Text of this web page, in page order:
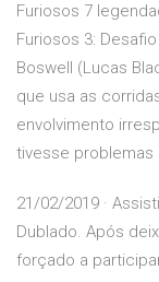
Furiosos 7
Furiosos 3:
Boswell (Lucas
que usa as
envolvimento
tivesse problemas
21/02/2019 ·
Dublado. Após
forçado a